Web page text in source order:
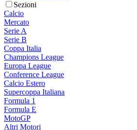
Sezioni
Calcio
Mercato
Serie A
Serie B
Coppa Italia
Champions League
Europa League
Conference League
Calcio Estero
Supercoppa Italiana
Formula 1
Formula E
MotoGP
Altri Motori